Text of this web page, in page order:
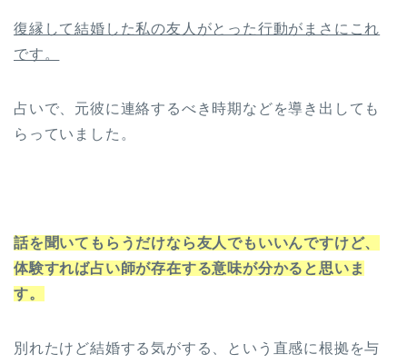
復縁して結婚した私の友人がとった行動がまさにこれ
です。
占いで、元彼に連絡するべき時期などを導き出しても
らっていました。
話を聞いてもらうだけなら友人でもいいんですけど、
体験すれば占い師が存在する意味が分かると思いま
す。
別れたけど結婚する気がする、という直感に根拠を与